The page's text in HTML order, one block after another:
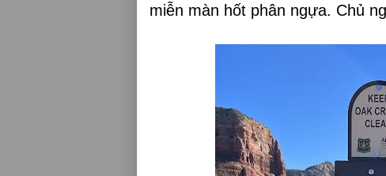
miễn màn hốt phân ngựa. Chủ